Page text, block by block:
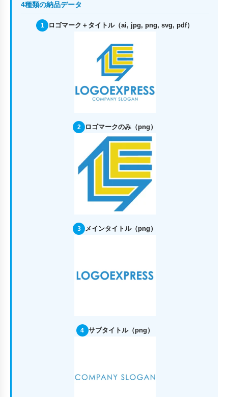
4種類の納品データ
1 ロゴマーク＋タイトル（ai, jpg, png, svg, pdf）
2 ロゴマークのみ（png）
3 メインタイトル（png）
4 サブタイトル（png）